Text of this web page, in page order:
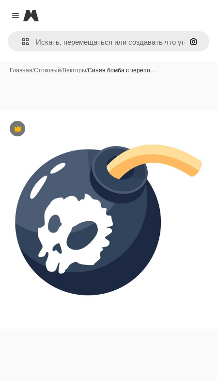
Close menu
Magnific
Поиск
Главная/Стоковый/Векторы/Синяя бомба с черепо…
Премиум